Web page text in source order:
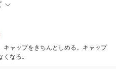
キャップをきちんとしめる。キャップ
なる。